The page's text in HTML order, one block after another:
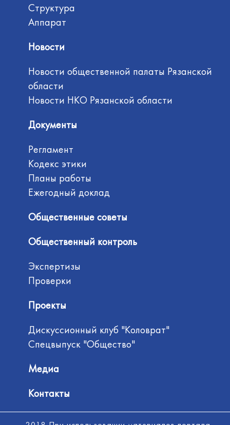
Структура
Аппарат
Новости
Новости общественной палаты Рязанской
области
Новости НКО Рязанской области
Документы
Регламент
Кодекс этики
Планы работы
Ежегодный доклад
Общественные советы
Общественный контроль
Экспертизы
Проверки
Проекты
Дискуссионный клуб "Коловрат"
Спецвыпуск "Общество"
Медиа
Контакты